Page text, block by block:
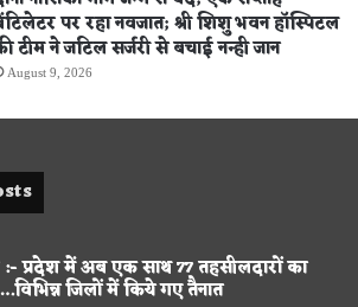
पर रहा नवजात; श्री शिशु भवन हॉस्पिटल
टीम ने जटिल सर्जरी से बचाई नन्ही जान
August 9, 2026
:- प्रदेश में अब एक साथ 77 तहसीलदारों का
जिलों में किये गए तैनात